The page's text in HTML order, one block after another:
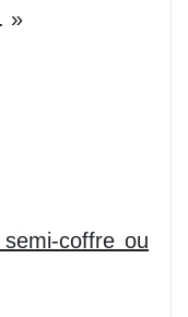
»
coffre ou